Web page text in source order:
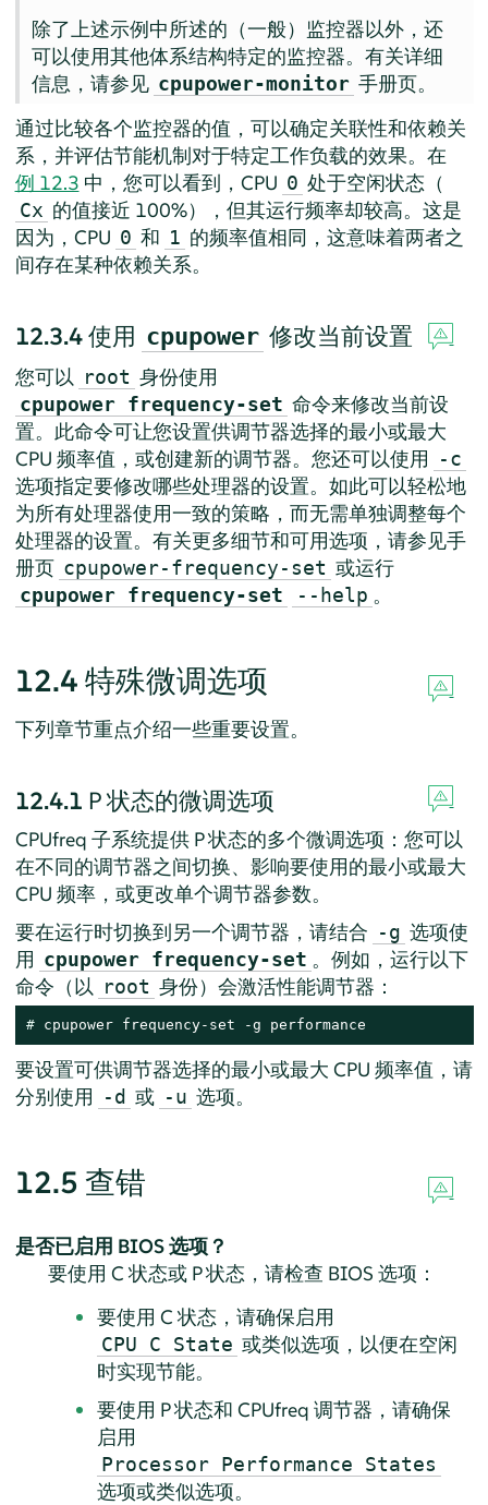
除了上述示例中所述的（一般）监控器以外，还
可以使用其他体系结构特定的监控器。有关详细
信息，请参见 cpupower-monitor 手册页。
通过比较各个监控器的值，可以确定关联性和依赖关
系，并评估节能机制对于特定工作负载的效果。在
例 12.3 中，您可以看到，CPU 0 处于空闲状态（
Cx 的值接近 100%），但其运行频率却较高。这是
因为，CPU 0 和 1 的频率值相同，这意味着两者之
间存在某种依赖关系。
12.3.4使用 cpupower 修改当前设置
您可以 root 身份使用
cpupower frequency-set 命令来修改当前设
置。此命令可让您设置供调节器选择的最小或最大
CPU 频率值，或创建新的调节器。您还可以使用
-c
选项指定要修改哪些处理器的设置。如此可以轻松地
为所有处理器使用一致的策略，而无需单独调整每个
处理器的设置。有关更多细节和可用选项，请参见手
册页 cpupower-frequency-set 或运行
cpupower frequency-set --help 。
12.4 特殊微调选项
下列章节重点介绍一些重要设置。
12.4.1 P 状态的微调选项
CPUfreq 子系统提供 P 状态的多个微调选项：您可以
在不同的调节器之间切换、影响要使用的最小或最大
CPU 频率，或更改单个调节器参数。
要在运行时切换到另一个调节器，请结合 -g 选项使
用 cpupower frequency-set 。例如，运行以下
命令（以 root 身份）会激活性能调节器：
# cpupower frequency-set -g performance
要设置可供调节器选择的最小或最大 CPU 频率值，请
分别使用
-d 或 -u 选项。
12.5 查错
是否已启用 BIOS 选项？
要使用 C 状态或 P 状态，请检查 BIOS 选项：
要使用 C 状态，请确保启用
CPU C State 或类似选项，以便在空闲
时实现节能。
要使用 P 状态和 CPUfreq 调节器，请确保
启用
Processor Performance States
选项或类似选项。